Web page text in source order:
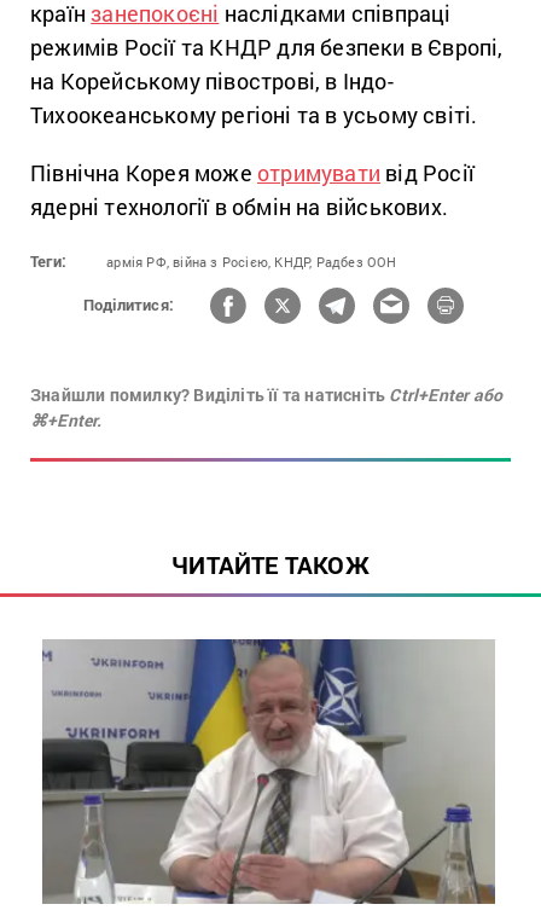
країнзанепокоєні наслідками співпраці
режимів Росії та КНДР для безпеки в Європі,
на Корейському півострові, в Індо-
Тихоокеанському регіоні та в усьому світі.
Північна Корея може отримувати від Росії
ядерні технології в обмін на військових.
Теги: армія РФ, війна з Росією, КНДР, Радбез ООН
Поділитися:
Знайшли помилку? Виділіть її та натисніть Ctrl+Enter або
⌘+Enter.
ЧИТАЙТЕ ТАКОЖ